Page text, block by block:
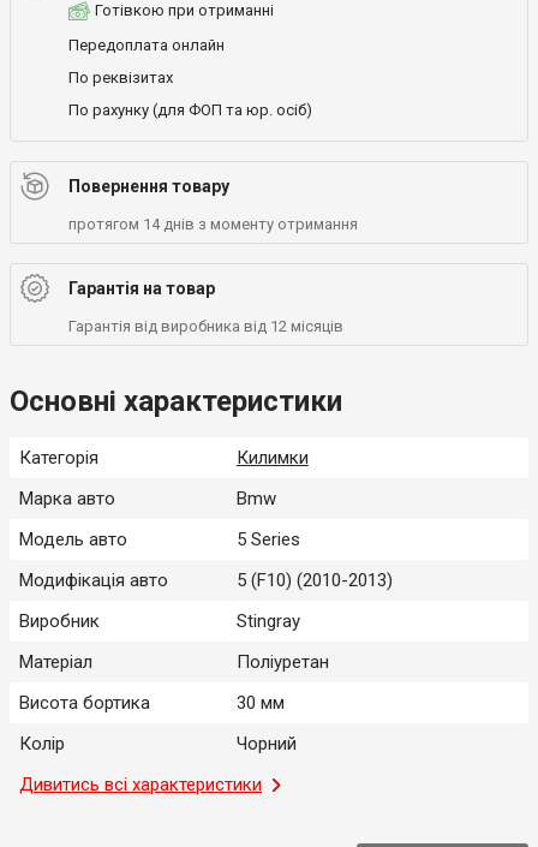
Готівкою при отриманні
Передоплата онлайн
По реквізитах
По рахунку (для ФОП та юр. осіб)
Повернення товару
протягом 14 днів з моменту отримання
Гарантія на товар
Гарантія від виробника від 12 місяців
Основні характеристики
Категорія
Килимки
Марка авто
Bmw
Модель авто
5 Series
Модифікація авто
5 (F10) (2010-2013)
Виробник
Stingray
Матеріал
Поліуретан
Висота бортика
30 мм
Колір
Чорний
Місце застосування
Салон
Дивитись всі характеристики